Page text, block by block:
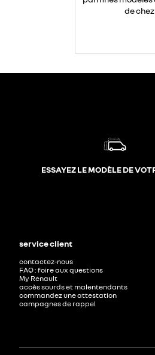
de
ESSAYEZ LE MODÈLE DE
service client
contactez-nous
FAQ : foire aux questions
My Renault
accès sourds et malentendants
commandez une attestation
campagnes de rappel